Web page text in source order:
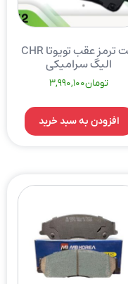
لنت ترمز عقب تویوتا CHR
الیگ سرامیکی
تومان3,990,100
افزودن به سبد خرید